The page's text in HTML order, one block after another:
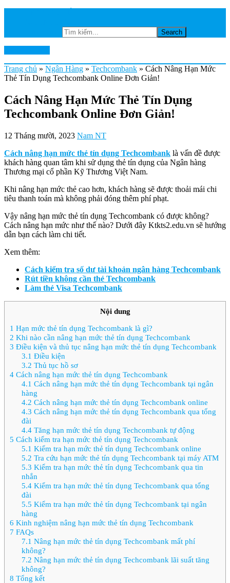
Trang chủ » Ngân Hàng » Techcombank » Cách Nâng Hạn Mức
Thẻ Tín Dụng Techcombank Online Đơn Giản!
Cách Nâng Hạn Mức Thẻ Tín Dụng
Techcombank Online Đơn Giản!
12 Tháng mười, 2023 Nam NT
Cách nâng hạn mức thẻ tín dụng Techcombank là vấn đề được
khách hàng quan tâm khi sử dụng thẻ tín dụng của Ngân hàng
Thương mại cổ phần Kỹ Thương Việt Nam.
Khi nâng hạn mức thẻ cao hơn, khách hàng sẽ được thoải mái chi
tiêu thanh toán mà không phải đóng thêm phí phạt.
Vậy nâng hạn mức thẻ tín dụng Techcombank có được không?
Cách nâng hạn mức như thế nào? Dưới đây Ktkts2.edu.vn sẽ hướng
dẫn bạn cách làm chi tiết.
Xem thêm:
Cách kiểm tra số dư tài khoản ngân hàng Techcombank
Rút tiền không cần thẻ Techcombank
Làm thẻ Visa Techcombank
Nội dung
1 Hạn mức thẻ tín dụng Techcombank là gì?
2 Khi nào cần nâng hạn mức thẻ tín dụng Techcombank
3 Điều kiện và thủ tục nâng hạn mức thẻ tín dụng Techcombank
3.1 Điều kiện
3.2 Thủ tục hồ sơ
4 Cách nâng hạn mức thẻ tín dụng Techcombank
4.1 Cách nâng hạn mức thẻ tín dụng Techcombank tại ngân
hàng
4.2 Cách nâng hạn mức thẻ tín dụng Techcombank online
4.3 Cách nâng hạn mức thẻ tín dụng Techcombank qua tổng
đài
4.4Tăng hạn mức thẻ tín dụng Techcombank tự động
5 Cách kiểm tra hạn mức thẻ tín dụng Techcombank
5.1 Kiểm tra hạn mức thẻ tín dụng Techcombank online
5.2 Tra cứu hạn mức thẻ tín dụng Techcombank tại máy ATM
5.3 Kiểm tra hạn mức thẻ tín dụng Techcombank qua tin
nhắn
5.4Kiểm tra hạn mức thẻ tín dụng Techcombank qua tổng
đài
5.5 Kiểm tra hạn mức thẻ tín dụng Techcombank tại ngân
hàng
6 Kinh nghiệm nâng hạn mức thẻ tín dụng Techcombank
7 FAQs
7.1 Nâng hạn mức thẻ tín dụng Techcombank mất phí
không?
7.2 Nâng hạn mức thẻ tín dụng Techcombank lãi suất tăng
không?
8 Tổng kết